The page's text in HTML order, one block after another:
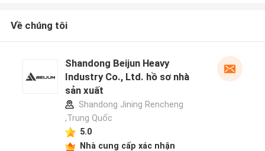
Về chúng tôi
Shandong Beijun Heavy
Industry Co., Ltd. hồ sơ nhà
sản xuất
Shandong Jining Rencheng
,Trung Quốc
5.0
Nhà cung cấp xác nhận